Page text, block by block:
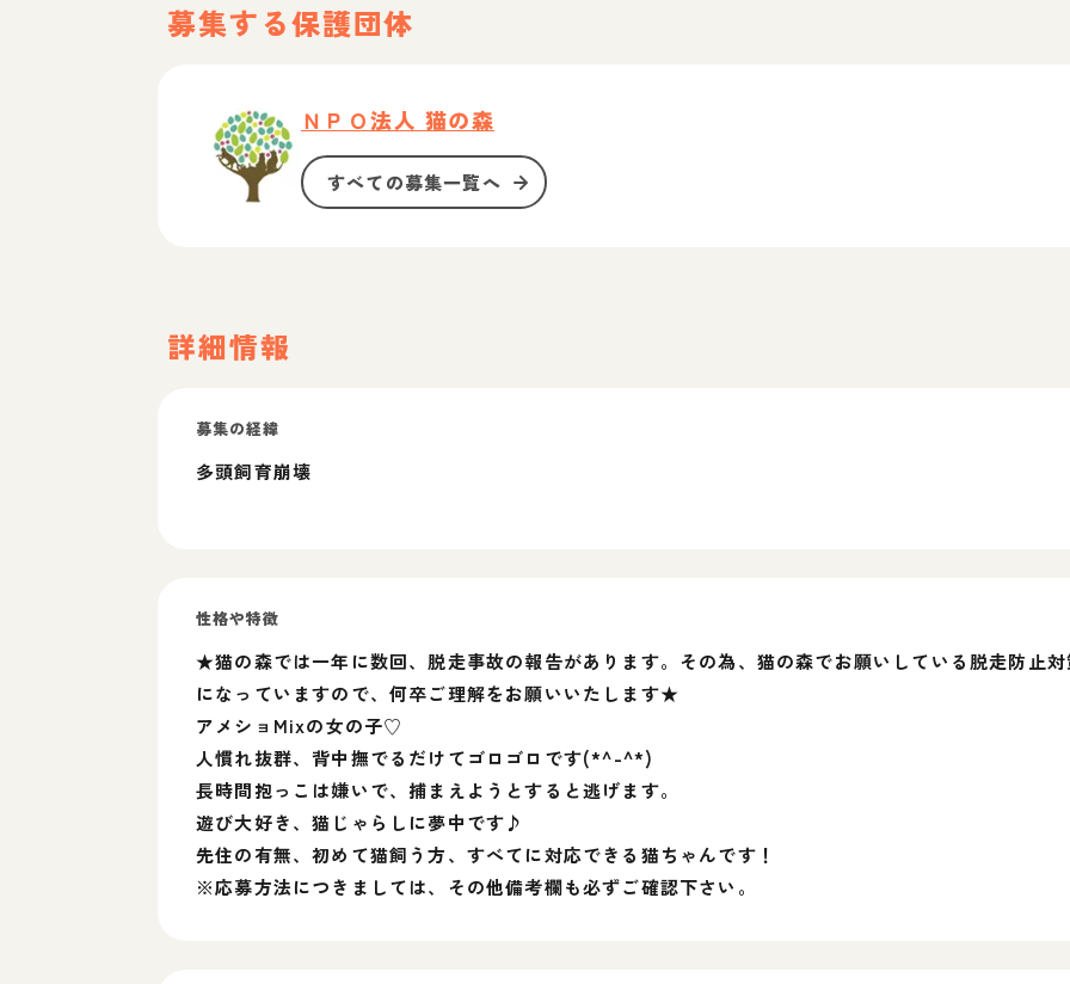
募集する保護団体
ＮＰＯ法人 猫の森
すべての募集一覧へ
詳細情報
募集の経緯
多頭飼育崩壊
性格や特徴
★猫の森では一年に数回、脱走事故の報告があります。その為、猫の森でお願いしている脱走防止
になっていますので、何卒ご理解をお願いいたします★
アメショMixの女の子♡
人慣れ抜群、背中撫でるだけてゴロゴロです(*^-^*)
長時間抱っこは嫌いで、捕まえようとすると逃げます。
遊び大好き、猫じゃらしに夢中です♪
先住の有無、初めて猫飼う方、すべてに対応できる猫ちゃんです！
※応募方法につきましては、その他備考欄も必ずご確認下さい。